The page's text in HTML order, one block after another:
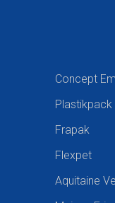
Concept
Plastikpack
Frapak
Flexpet
Aquitaine